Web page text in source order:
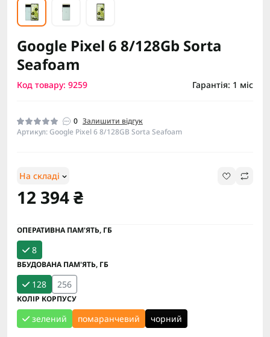
Google Pixel 6 8/128Gb Sorta
Seafoam
Код товару: 9259 Гарантія: 1 міс
0 Залишити відгук
Артикул: Google Pixel 6 8/128GB Sorta Seafoam
На складі
12 394 ₴
ОПЕРАТИВНА ПАМ'ЯТЬ, ГБ
8
ВБУДОВАНА ПАМ'ЯТЬ, ГБ
128 256
КОЛІР КОРПУСУ
зелений помаранчевий чорний